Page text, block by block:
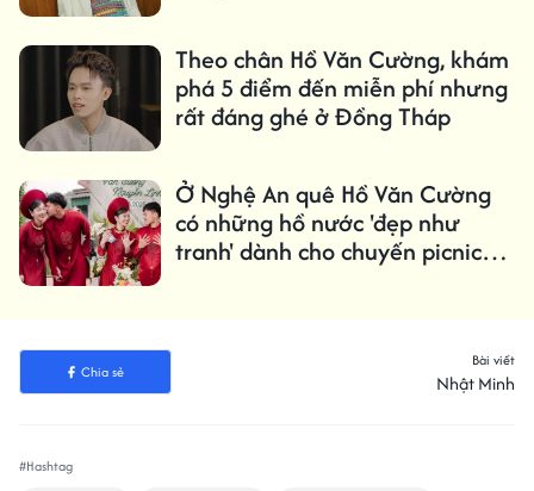
Theo chân Hồ Văn Cường, khám
phá 5 điểm đến miễn phí nhưng
rất đáng ghé ở Đồng Tháp
Ở Nghệ An quê Hồ Văn Cường
có những hồ nước 'đẹp như
tranh' dành cho chuyến picnic
Chia sẻ
Bài viết
Nhật Minh
#Hashtag